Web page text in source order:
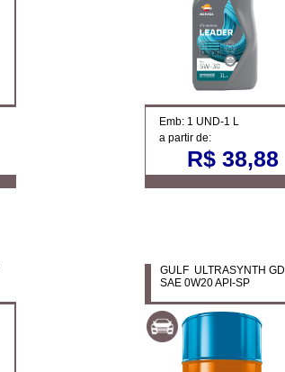
Emb: 1 UND-1 L
a partir de:
R$ 38,88
GULF ULTRASYNTH GDI
SAE 0W20 API-SP